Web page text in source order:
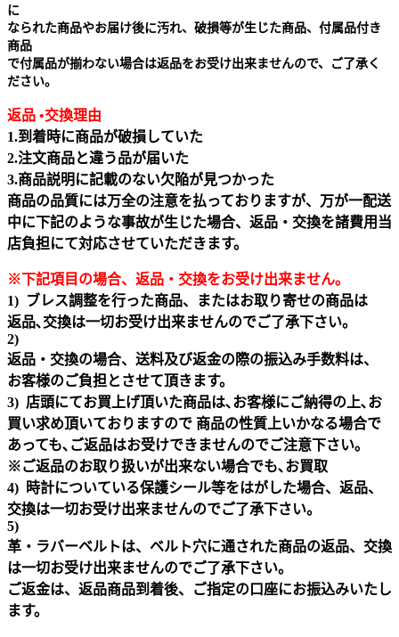
に
なられた商品やお届け後に汚れ、破損等が生じた商品、付属品付き
商品
で付属品が揃わない場合は返品をお受け出来ませんので、ご了承く
ださい。
返品 •交換理由
1.到着時に商品が破損していた
2.注文商品と違う品が届いた
3.商品説明に記載のない欠陥が見つかった
商品の品質には万全の注意を払っておりますが、万が一配送
中に下記のような事故が生じた場合、返品・交換を諸費用当
店負担にて対応させていただきます。
※下記項目の場合、返品・交換をお受け出来ません｡
1) ブレス調整を行った商品、またはお取り寄せの商品は
返品､交換は一切お受け出来ませんのでご了承下さい。
2)
返品・交換の場合、送料及び返金の際の振込み手数料は、
お客様のご負担とさせて頂きます。
3) 店頭にてお買上げ頂いた商品は､お客様にご納得の上､お
買い求め頂いておりますので 商品の性質上いかなる場合で
あっても､ご返品はお受けできませんのでご注意下さい｡
※ご返品のお取り扱いが出来ない場合でも､お買取
4) 時計についている保護シール等をはがした場合、返品、
交換は一切お受け出来ませんのでご了承下さい。
5)
革・ラバーベルトは、ベルト穴に通された商品の返品、交換
は一切お受け出来ませんのでご了承下さい。
ご返金は、返品商品到着後、ご指定の口座にお振込みいたし
ます。